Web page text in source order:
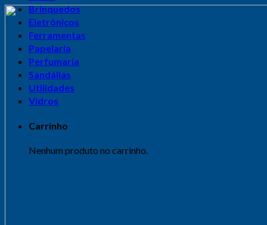
Brinquedos
Eletrônicos
Ferramentas
Papelaria
Perfumaria
Sandálias
Utilidades
Vidros
Carrinho
Nenhum produto no carrinho.